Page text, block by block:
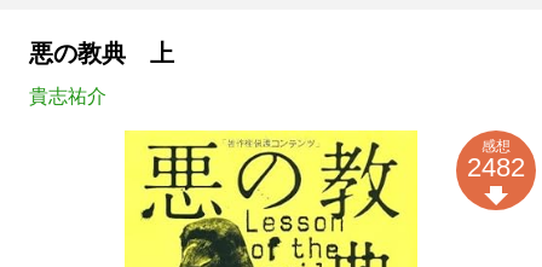
悪の教典 上
貴志祐介
感想
2482